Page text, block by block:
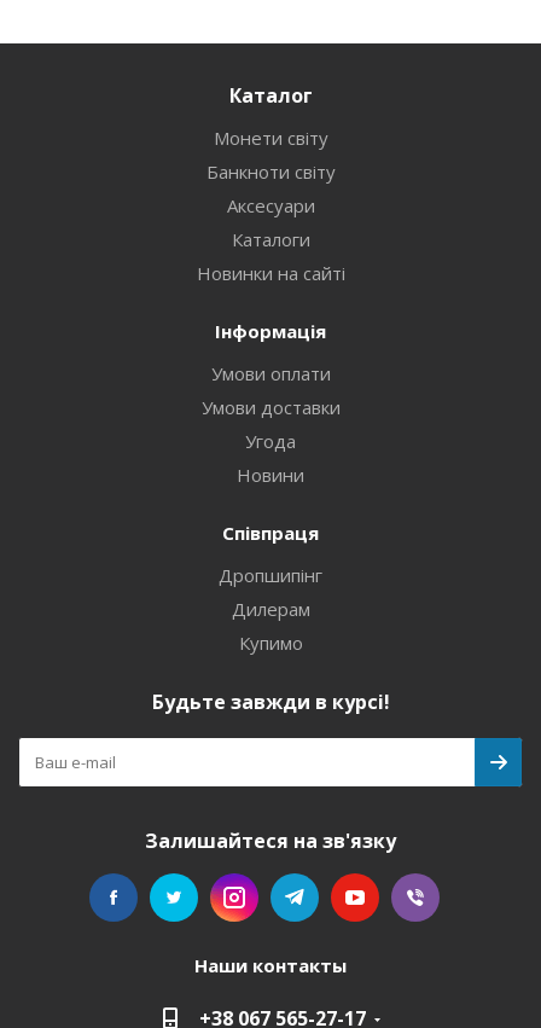
Каталог
Монети світу
Банкноти світу
Аксесуари
Каталоги
Новинки на сайті
Інформація
Умови оплати
Умови доставки
Угода
Новини
Співпраця
Дропшипінг
Дилерам
Купимо
Будьте завжди в курсі!
Залишайтеся на зв'язку
Наши контакты
+38 067 565-27-17